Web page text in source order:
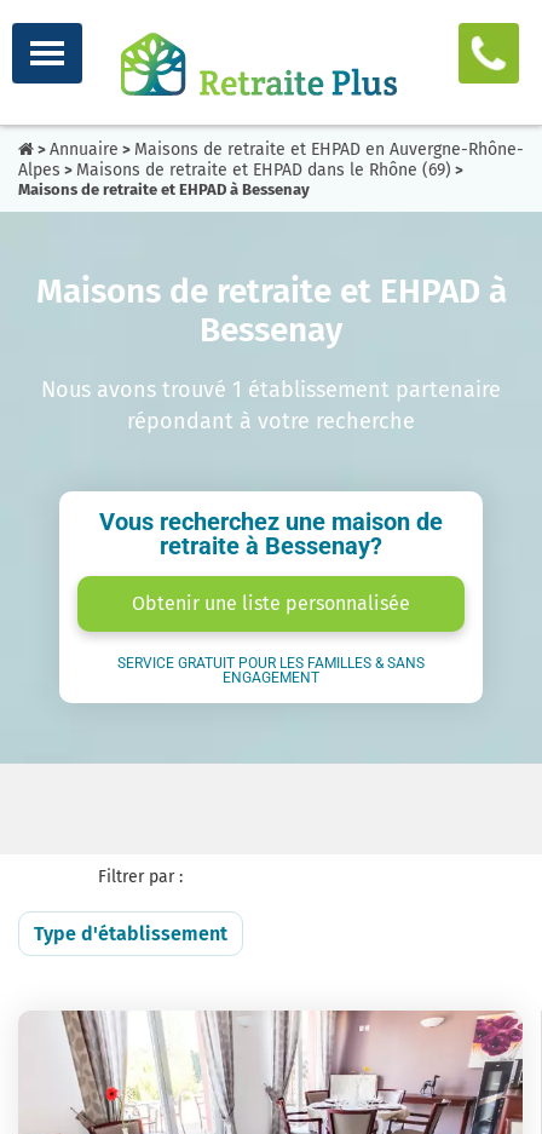
> Annuaire > Maisons de retraite et EHPAD en Auvergne-Rhône-
Alpes > Maisons de retraite et EHPAD dans le Rhône (69) >
Maisons de retraite et EHPAD à Bessenay
Maisons de retraite et EHPAD à
Bessenay
Nous avons trouvé 1 établissement partenaire
répondant à votre recherche
Vous recherchez une maison de
retraite à Bessenay?
Obtenir une liste personnalisée
SERVICE GRATUIT POUR LES FAMILLES & SANS
ENGAGEMENT
Filtrer par :
Type d'établissement